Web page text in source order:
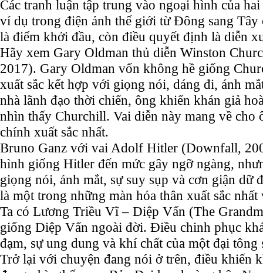
Các tranh luận tập trung vào ngoại hình của
ví dụ trong điện ảnh thế giới từ Đông sang
là điểm khởi đầu, còn điều quyết định là diễn
Hãy xem Gary Oldman thủ diễn Winston
2017). Gary Oldman vốn không hề giống
xuất sắc kết hợp với giọng nói, dáng đi, ánh
nhà lãnh đạo thời chiến, ông khiến khán giả
nhìn thấy Churchill. Vai diễn này mang về cho
chính xuất sắc nhất.
Bruno Ganz với vai Adolf Hitler (Downfall,
hình giống Hitler đến mức gây ngỡ ngàng,
giọng nói, ánh mắt, sự suy sụp và cơn giận dữ
là một trong những màn hóa thân xuất sắc
Ta có Lương Triều Vĩ – Diệp Vấn (The
giống Diệp Vấn ngoài đời. Điều chinh phục
đạm, sự ung dung và khí chất của một đại tông
Trở lại với chuyện đang nói ở trên, điều khiến